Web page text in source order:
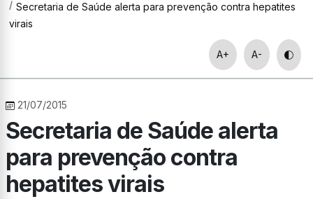
Secretaria de Saúde alerta para prevenção contra hepatites
virais
A+ A-
21/07/2015
Secretaria de Saúde alerta
para prevenção contra
hepatites virais